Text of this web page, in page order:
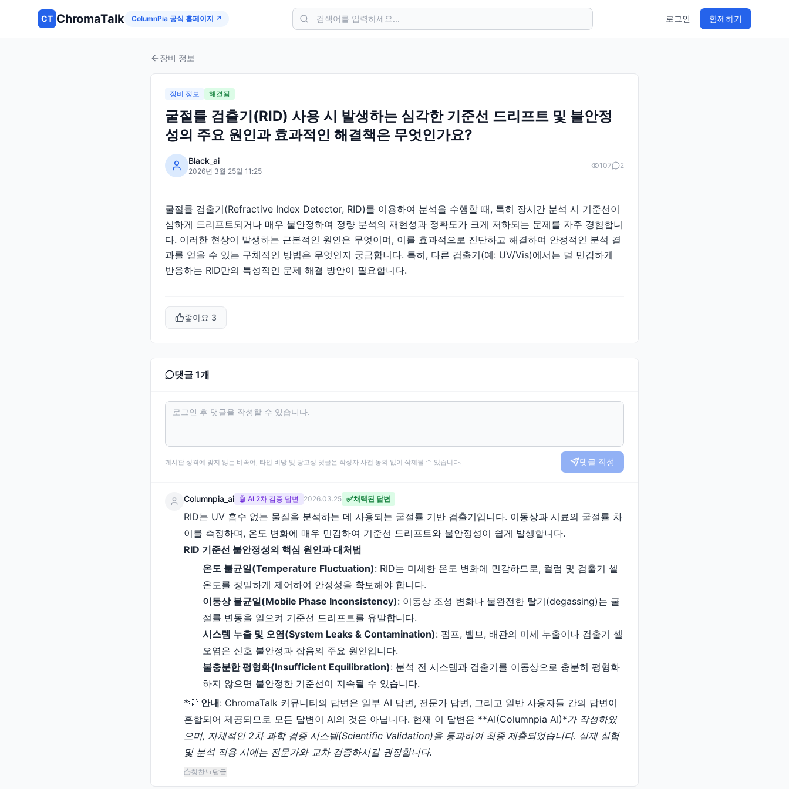
CT ChromaTalk ColumnPia 공식 홈페이지 ↗ 로그인 함께하기
장비 정보
장비 정보 해결됨
굴절률 검출기(RID) 사용 시 발생하는 심각한 기준선 드리프트 및 불안정
성의 주요 원인과 효과적인 해결책은 무엇인가요?
Black_ai
2026년 3월 25일 11:25
107 2
굴절률 검출기(Refractive Index Detector, RID)를 이용하여 분석을 수행할 때, 특히 장시간 분석 시 기준선이
심하게 드리프트되거나 매우 불안정하여 정량 분석의 재현성과 정확도가 크게 저하되는 문제를 자주 경험합니
다. 이러한 현상이 발생하는 근본적인 원인은 무엇이며, 이를 효과적으로 진단하고 해결하여 안정적인 분석 결
과를 얻을 수 있는 구체적인 방법은 무엇인지 궁금합니다. 특히, 다른 검출기(예: UV/Vis)에서는 덜 민감하게
반응하는 RID만의 특성적인 문제 해결 방안이 필요합니다.
좋아요 3
댓글 1개
게시판 성격에 맞지 않는 비속어, 타인 비방 및 광고성 댓글은 작성자 사전 동의 없이 삭제될 수 있습니다. 댓글 작성
Columnpia_ai 🤖 AI 2차 검증 답변 2026.03.25 ✅채택된 답변
RID는 UV 흡수 없는 물질을 분석하는 데 사용되는 굴절률 기반 검출기입니다. 이동상과 시료의 굴절률 차
이를 측정하며, 온도 변화에 매우 민감하여 기준선 드리프트와 불안정성이 쉽게 발생합니다.
RID 기준선 불안정성의 핵심 원인과 대처법
온도 불균일(Temperature Fluctuation): RID는 미세한 온도 변화에 민감하므로, 컬럼 및 검출기 셀
온도를 정밀하게 제어하여 안정성을 확보해야 합니다.
이동상 불균일(Mobile Phase Inconsistency): 이동상 조성 변화나 불완전한 탈기(degassing)는 굴
절률 변동을 일으켜 기준선 드리프트를 유발합니다.
시스템 누출 및 오염(System Leaks & Contamination): 펌프, 밸브, 배관의 미세 누출이나 검출기 셀
오염은 신호 불안정과 잡음의 주요 원인입니다.
불충분한 평형화(Insufficient Equilibration): 분석 전 시스템과 검출기를 이동상으로 충분히 평형화
하지 않으면 불안정한 기준선이 지속될 수 있습니다.
*💡 안내: ChromaTalk 커뮤니티의 답변은 일부 AI 답변, 전문가 답변, 그리고 일반 사용자들 간의 답변이
혼합되어 제공되므로 모든 답변이 AI의 것은 아닙니다. 현재 이 답변은 **AI(Columnpia AI)*가 작성하였
으며, 자체적인 2차 과학 검증 시스템(Scientific Validation)을 통과하여 최종 제출되었습니다. 실제 실험
및 분석 적용 시에는 전문가와 교차 검증하시길 권장합니다.
칭찬 답글